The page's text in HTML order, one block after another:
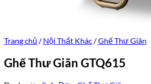
Trang chủ / Nội Thất Khác /Ghế Thư Giãn
Ghế Thư Giãn GTQ615